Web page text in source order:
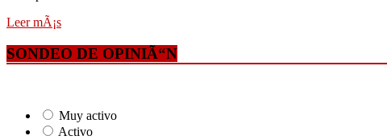
Leer mÃ¡s
SONDEO DE OPINIÃ“N
Muy activo
Activo